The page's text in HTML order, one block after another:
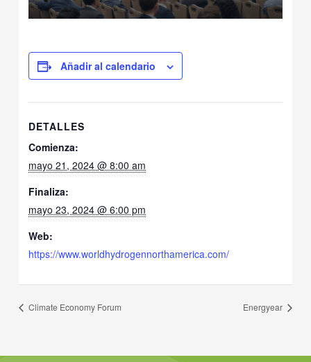
Añadir al calendario
DETALLES
Comienza:
mayo 21, 2024 @ 8:00 am
Finaliza:
mayo 23, 2024 @ 6:00 pm
Web:
https://www.worldhydrogennorthamerica.com/
Climate Economy Forum Energyear